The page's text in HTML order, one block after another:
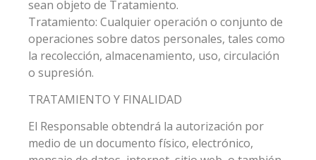
sean objeto de Tratamiento.
Tratamiento: Cualquier operación o conjunto de
operaciones sobre datos personales, tales como
la recolección, almacenamiento, uso, circulación
o supresión.
TRATAMIENTO Y FINALIDAD
El Responsable obtendrá la autorización por
medio de un documento físico, electrónico,